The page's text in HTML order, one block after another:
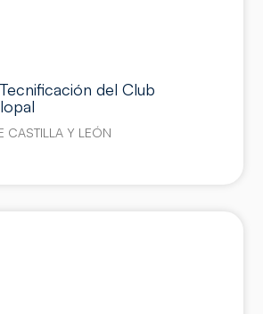
del Club
CASTILLA Y LEÓN